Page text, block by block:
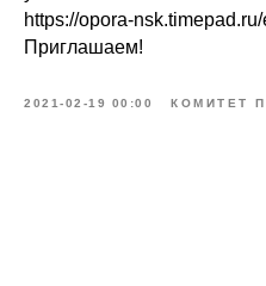
https://opora-
Приглашаем!
2021-02-19 00:00 КОМИТЕТ